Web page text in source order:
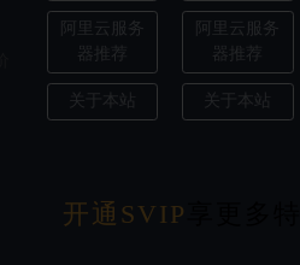
阿里云服务
器推荐
关于本站
阿里云服务
器推荐
关于本站
Copyright © 2022
开通SVIP